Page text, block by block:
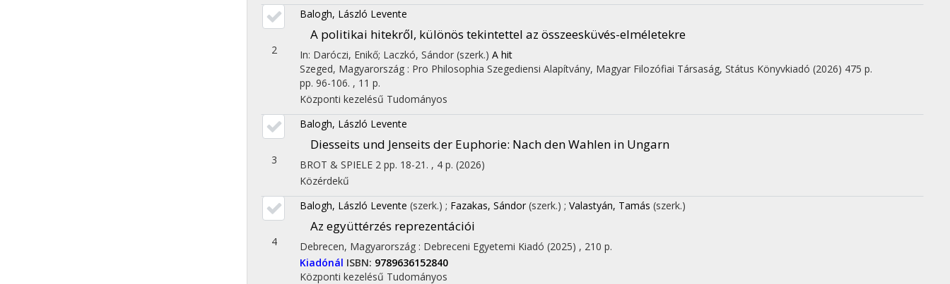
2
Balogh, László Levente
A politikai hitekről, különös tekintettel az összeesküvés-elméletekre
In: Daróczi, Enikő; Laczkó, Sándor (szerk.) A hit
Szeged, Magyarország : Pro Philosophia Szegediensi Alapítvány, Magyar Filozófiai Társaság, Státus Könyvkiadó (2026) 475 p.
pp. 96-106. , 11 p.
Központi kezelésű Tudományos
3
Balogh, László Levente
Diesseits und Jenseits der Euphorie: Nach den Wahlen in Ungarn
BROT & SPIELE 2 pp. 18-21. , 4 p. (2026)
Közérdekű
4
Balogh, László Levente (szerk.) ; Fazakas, Sándor (szerk.) ; Valastyán, Tamás (szerk.)
Az együttérzés reprezentációi
Debrecen, Magyarország : Debreceni Egyetemi Kiadó (2025) , 210 p.
Kiadónál ISBN: 9789636152840
Központi kezelésű Tudományos